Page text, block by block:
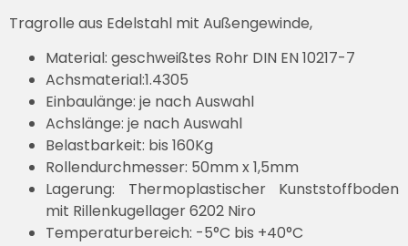
Tragrolle aus Edelstahl mit Außengewinde,
Material: geschweißtes Rohr DIN EN 10217-7
Achsmaterial:1.4305
Einbaulänge: je nach Auswahl
Achslänge: je nach Auswahl
Belastbarkeit: bis 160Kg
Rollendurchmesser: 50mm x 1,5mm
Lagerung: Thermoplastischer Kunststoffboden
mit Rillenkugellager 6202 Niro
Temperaturbereich: -5°C bis +40°C